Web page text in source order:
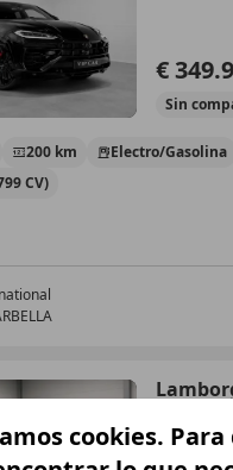
€
Sin
200 km
Electro/Gasolina
CV)
cookies.